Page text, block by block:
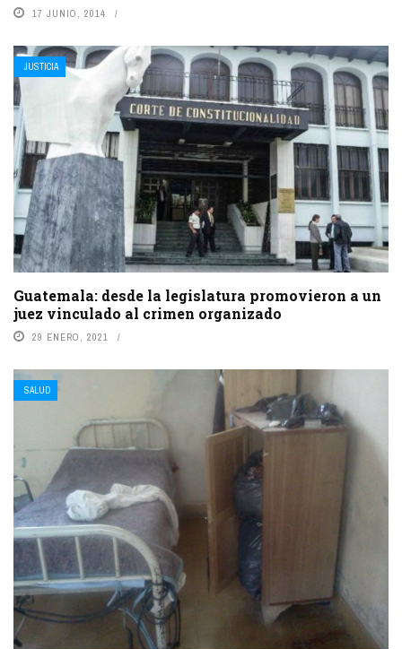
17 JUNIO, 2014
JUSTICIA
Guatemala: desde la legislatura promovieron a un
juez vinculado al crimen organizado
29 ENERO, 2021
SALUD